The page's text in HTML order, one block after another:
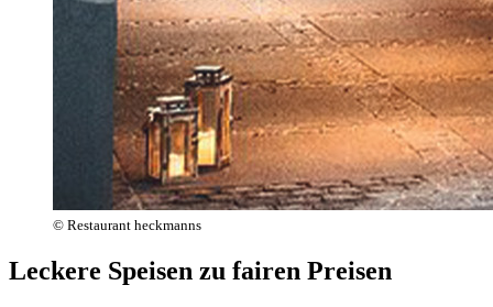
© Restaurant heckmanns
Leckere Speisen zu fairen Preisen